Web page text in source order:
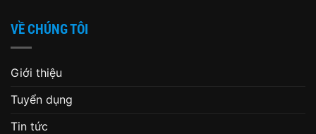
VỀ CHÚNG TÔI
Giới thiệu
Tuyển dụng
Tin tức